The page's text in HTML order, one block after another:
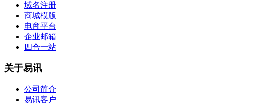
域名注册
商城模版
电商平台
企业邮箱
四合一站
关于易讯
公司简介
易讯客户